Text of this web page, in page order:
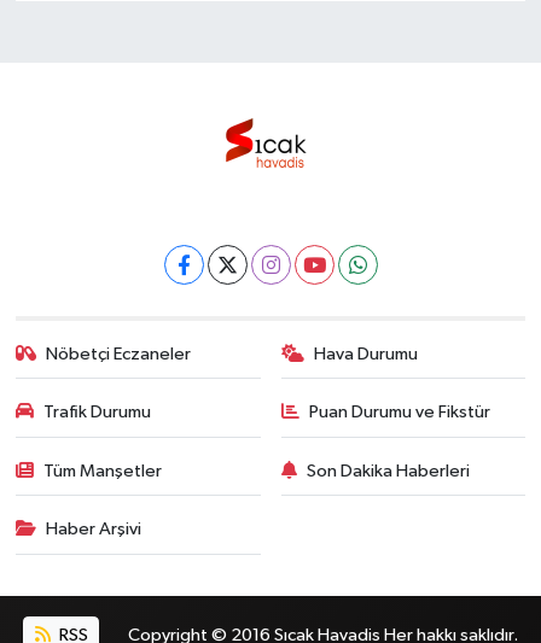
Nöbetçi Eczaneler Hava Durumu
Trafik Durumu Puan Durumu ve Fikstür
Tüm Manşetler Son Dakika Haberleri
Haber Arşivi
RSS Copyright © 2016 Sıcak Havadis Her hakkı saklıdır.